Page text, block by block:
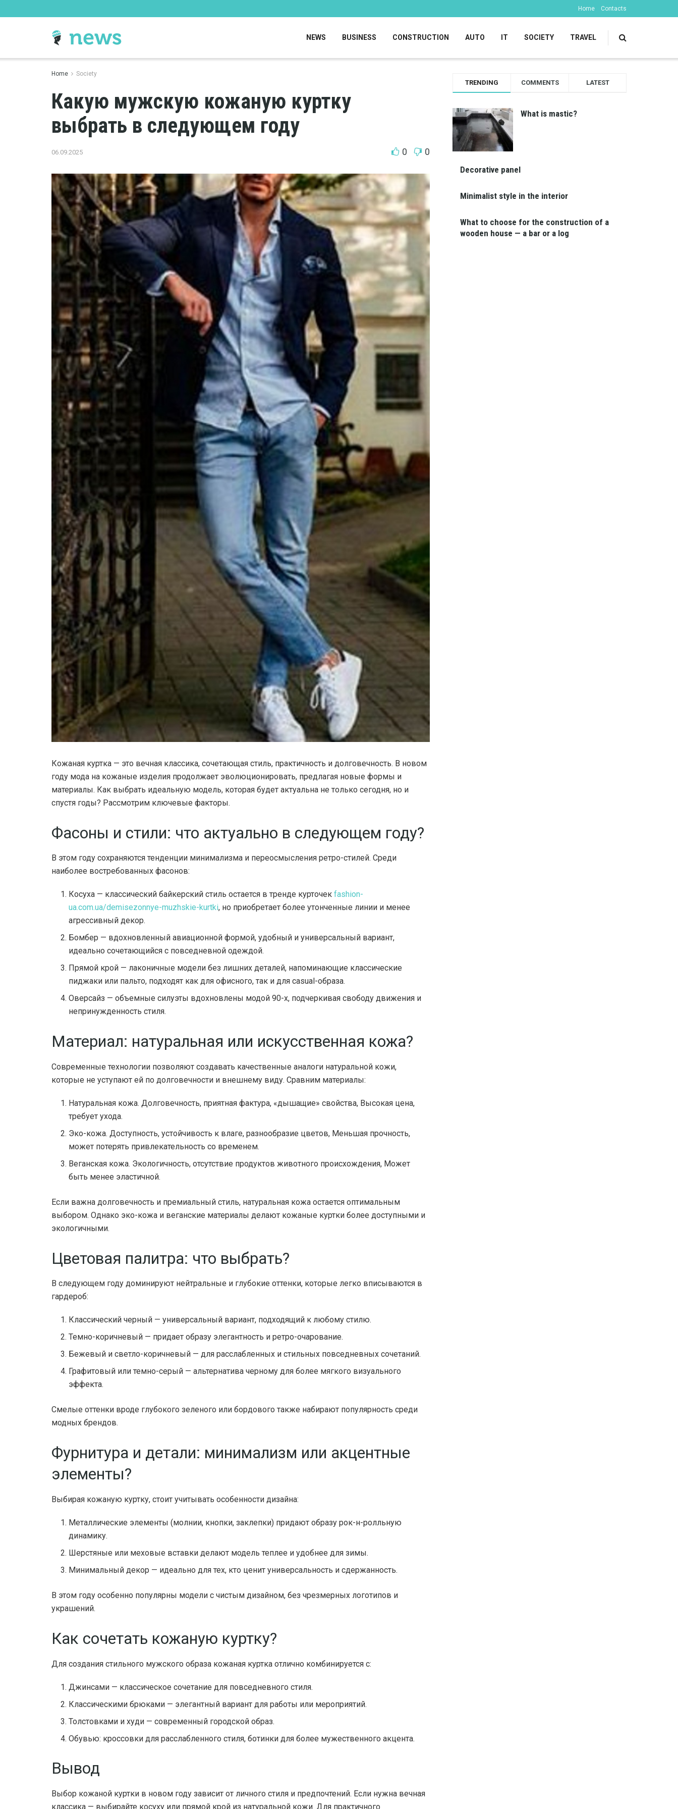
Home Contacts
NEWS BUSINESS CONSTRUCTION AUTO IT SOCIETY TRAVEL
Home Society
Какую мужскую кожаную куртку
выбрать в следующем году
06.09.2025 0 0
Кожаная куртка — это вечная классика, сочетающая стиль, практичность и долговечность. В новом
году мода на кожаные изделия продолжает эволюционировать, предлагая новые формы и
материалы. Как выбрать идеальную модель, которая будет актуальна не только сегодня, но и
спустя годы? Рассмотрим ключевые факторы.
Фасоны и стили: что актуально в следующем году?
В этом году сохраняются тенденции минимализма и переосмысления ретро-стилей. Среди
наиболее востребованных фасонов:
Косуха — классический байкерский стиль остается в тренде курточекfashion-
ua.com.ua/demisezonnye-muzhskie-kurtki, но приобретает более утонченные линии и менее
агрессивный декор.
Бомбер — вдохновленный авиационной формой, удобный и универсальный вариант,
идеально сочетающийся с повседневной одеждой.
Прямой крой — лаконичные модели без лишних деталей, напоминающие классические
пиджаки или пальто, подходят как для офисного, так и для casual-образа.
Оверсайз — объемные силуэты вдохновлены модой 90-х, подчеркивая свободу движения и
непринужденность стиля.
Материал: натуральная или искусственная кожа?
Современные технологии позволяют создавать качественные аналоги натуральной кожи,
которые не уступают ей по долговечности и внешнему виду. Сравним материалы:
Натуральная кожа. Долговечность, приятная фактура, «дышащие» свойства, Высокая цена,
требует ухода.
Эко-кожа. Доступность, устойчивость к влаге, разнообразие цветов, Меньшая прочность,
может потерять привлекательность со временем.
Веганская кожа. Экологичность, отсутствие продуктов животного происхождения, Может
быть менее эластичной.
Если важна долговечность и премиальный стиль, натуральная кожа остается оптимальным
выбором. Однако эко-кожа и веганские материалы делают кожаные куртки более доступными и
экологичными.
Цветовая палитра: что выбрать?
В следующем году доминируют нейтральные и глубокие оттенки, которые легко вписываются в
гардероб:
Классический черный — универсальный вариант, подходящий к любому стилю.
Темно-коричневый — придает образу элегантность и ретро-очарование.
Бежевый и светло-коричневый — для расслабленных и стильных повседневных сочетаний.
Графитовый или темно-серый — альтернатива черному для более мягкого визуального
эффекта.
Смелые оттенки вроде глубокого зеленого или бордового также набирают популярность среди
модных брендов.
Фурнитура и детали: минимализм или акцентные
элементы?
Выбирая кожаную куртку, стоит учитывать особенности дизайна:
Металлические элементы (молнии, кнопки, заклепки) придают образу рок-н-ролльную
динамику.
Шерстяные или меховые вставки делают модель теплее и удобнее для зимы.
Минимальный декор — идеально для тех, кто ценит универсальность и сдержанность.
В этом году особенно популярны модели с чистым дизайном, без чрезмерных логотипов и
украшений.
Как сочетать кожаную куртку?
Для создания стильного мужского образа кожаная куртка отлично комбинируется с:
Джинсами — классическое сочетание для повседневного стиля.
Классическими брюками — элегантный вариант для работы или мероприятий.
Толстовками и худи — современный городской образ.
Обувью: кроссовки для расслабленного стиля, ботинки для более мужественного акцента.
Вывод
Выбор кожаной куртки в новом году зависит от личного стиля и предпочтений. Если нужна вечная
классика — выбирайте косуху или прямой крой из натуральной кожи. Для практичного
TRENDING COMMENTS LATEST
What is mastic?
Decorative panel
Minimalist style in the interior
What to choose for the construction of a
wooden house — a bar or a log